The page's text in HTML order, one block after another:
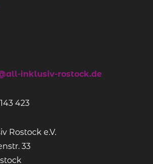
inklusiv-rostock.de
423
Rostock e.V.
33